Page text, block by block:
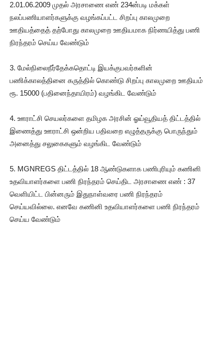
2.01.06.2009 முதல் அரசாணை எண் 234ன்படி மக்கள்
நலப்பணியாளர்களுக்கு வழங்கப்பட்ட சிறப்பு காலமுறை
ஊதியத்தைத் தற்போது காலமுறை ஊதியமாக நிர்ணயித்து பணி
நிரந்தரம் செய்ய வேண்டும்
3. மேல்நிலைநீர்தேக்கதொட்டி இயக்குபவர்களின்
பணிக்காலத்தினை கருத்தில் கொண்டு சிறப்பு காலமுறை ஊதியம்
ரூ. 15000 (பதினைந்தாயிரம்) வழங்கிட வேண்டும்
4. ஊராட்சி செயலர்களை தமிழக அரசின் ஓய்வூதியத் திட்டத்தில்
இணைத்து ஊராட்சி ஒன்றிய பதிவறை எழுத்தருக்கு பொருந்தும்
அனைத்து சலுகைகளும் வழங்கிட வேண்டும்
5. MGNREGS திட்டத்தில் 18 ஆண்டுகளாக பணிபுரியும் கணினி
உதவியாளர்களை பணி நிரந்தரம் செய்திட அரசாணை எண் : 37
வெளியிட்ட பின்னரும் இதுநாள்வரை பணி நிரந்தரம்
செய்யவில்லை. எனவே கணினி உதவியாளர்களை பணி நிரந்தரம்
செய்ய வேண்டும்